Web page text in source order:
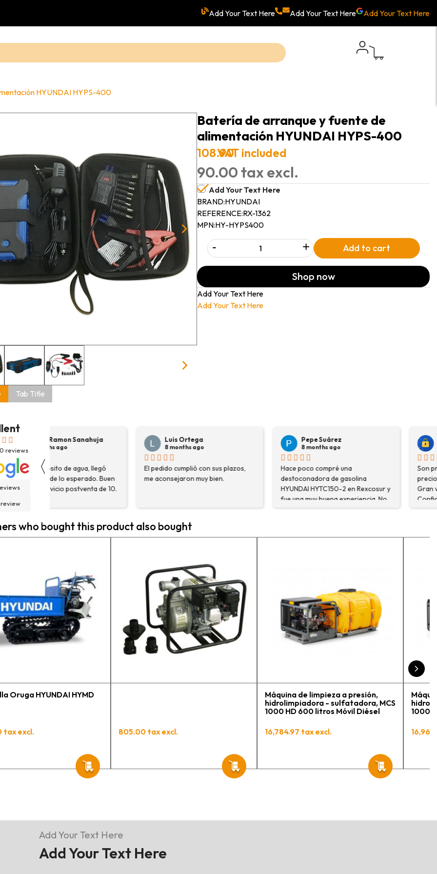
Add Your Text Here Add Your Text Here Add Your Text Here
HYUNDAI HYPS-400
Batería de arranque y fuente de
alimentación HYUNDAI HYPS-400
108.90VAT included
90.00 tax excl.
Add Your Text Here
BRAND:HYUNDAI
REFERENCE:RX-1362
MPN:HY-HYPS400
- + Add to cart
Shop now
Add Your Text Here
Add Your Text Here
Tab Title
reviews
〈
Luis Ortega
8 months ago
El pedido cumplió con sus plazos,
me aconsejaron muy bien.
Pepe Suárez
8 months ago
Hace poco compré una
destoconadora de gasolina
solo me encontré el producto que
asesoraron y explicaron con
detalle para asegurarme de que
la persona con que estuve
contactactanto me explicó todo￼
En general, la recomiendo, he
vuelto a comprar, tengo varios
pedidos en proceso y muy
contento.
Veronica Hidalgo
8 months ago
Son profesionales , serios y buenos
precios ... Voy a repetir seguro ...
Gran variedad de depósitos ...
Confianza y buen servicio.
who bought this product also bought
Oruga HYUNDAI HYMD
tax excl. 805.00 tax excl.
Máquina de limpieza a presión,
hidrolimpiadora - sulfatadora, MCS
1000 HD 600 litros Móvil Diésel
16,784.97 tax excl.
1000
Add Your Text Here
Add Your Text Here